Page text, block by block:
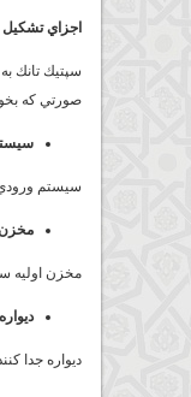
اجزاي
سپتيك تانك
صورتي كه
سيستم
مخزن
مخزن اوليه سپتيك تانك، معمولا
ديواره جدا